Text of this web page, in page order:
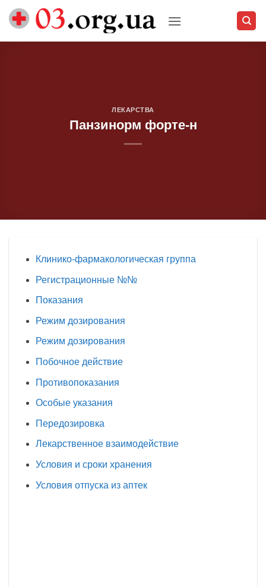
Skip
ЛЕКАРСТВА
Панзинорм форте-н
Клинико-фармакологическая группа
Регистрационные №№
Показания
Режим дозирования
Режим дозирования
Побочное действие
Противопоказания
Особые указания
Передозировка
Лекарственное взаимодействие
Условия и сроки хранения
Условия отпуска из аптек